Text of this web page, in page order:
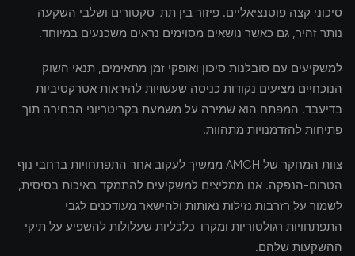
סיכוני קצה פוטנציאליים. פיזור בין תת-סקטורים ושלבי השקעה
נותר זהיר, גם כאשר נושאים מסוימים נראים משכנעים במיוחד.
למשקיעים עם סובלנות סיכון ואופקי זמן מתאימים, תנאי השוק
הנוכחיים מציעים נקודות כניסה שעשויות להיראות אטרקטיביות
בדיעבד. המפתח הוא שמירה על משמעת בקריטריוני הבחירה תוך
פתיחות להזדמנויות מתהוות.
צוות המחקר של AMCH ממשיך לעקוב אחר התפתחויות ברחבי נוף
הטרום-הנפקה. אנו ממליצים למשקיעים להתמקד באיכות בסיסית,
לשמור על רזרבות נזילות נאותות ולהישאר מעודכנים לגבי
התפתחויות רגולטוריות ומקרו-כלכליות שעלולות להשפיע על תיקי
ההשקעות שלהם.